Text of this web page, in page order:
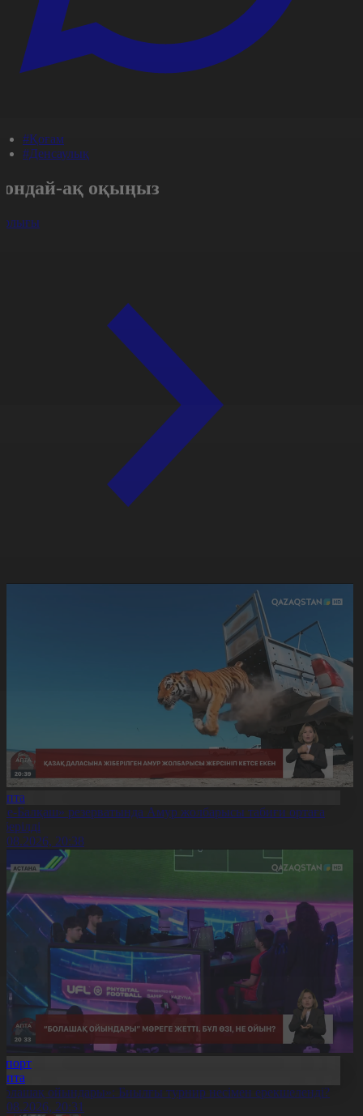
#Қоғам
#Денсаулық
ақ оқыңыз
Балқаш» резерватында Амур жолбарысы табиғи ортаға
20:38
ойындары»: Биылғы турнир несімен ерекшеленді?
20:31